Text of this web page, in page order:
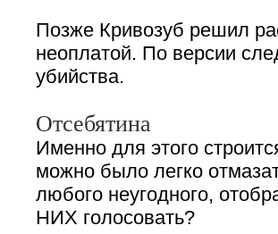
Позже Кривозуб решил
неоплатой. По версии
убийства.
Отсебятина
Именно для этого
можно было легко
любого неугодного,
НИХ голосовать?